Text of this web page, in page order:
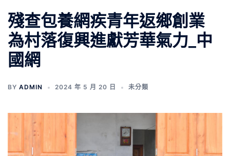
殘查包養網疾青年返鄉創業
為村落復興進獻芳華氣力_中
國網
BY ADMIN 2024 年 5 月 20 日 未分類